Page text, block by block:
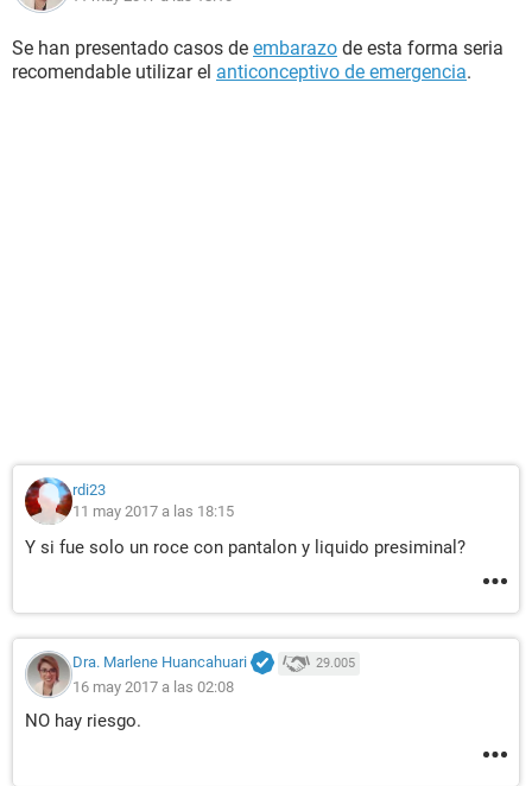
Se han presentado casos de embarazo de esta forma seria
recomendable utilizar el anticonceptivo de emergencia.
rdi23
11 may 2017 a las 18:15
Y si fue solo un roce con pantalon y liquido presiminal?
Dra. Marlene Huancahuari 29.005
16 may 2017 a las 02:08
NO hay riesgo.